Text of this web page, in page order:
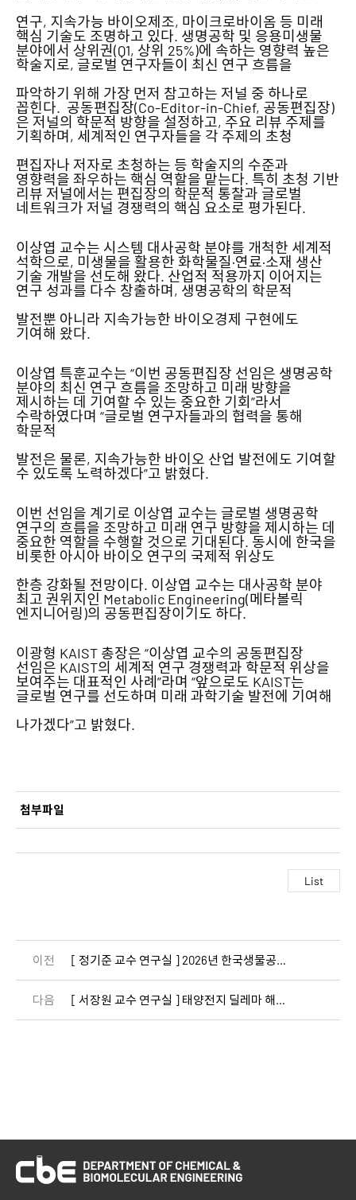
연구, 지속가능 바이오제조, 마이크로바이옴 등 미래
핵심 기술도 조명하고 있다. 생명공학 및 응용미생물
분야에서 상위권(Q1, 상위 25%)에 속하는 영향력 높은
학술지로, 글로벌 연구자들이 최신 연구 흐름을
파악하기 위해 가장 먼저 참고하는 저널 중 하나로
꼽힌다. 공동편집장(Co-Editor-in-Chief, 공동편집장)
은 저널의 학문적 방향을 설정하고, 주요 리뷰 주제를
기획하며, 세계적인 연구자들을 각 주제의 초청
편집자나 저자로 초청하는 등 학술지의 수준과
영향력을 좌우하는 핵심 역할을 맡는다. 특히 초청 기반
리뷰 저널에서는 편집장의 학문적 통찰과 글로벌
네트워크가 저널 경쟁력의 핵심 요소로 평가된다.
이상엽 교수는 시스템 대사공학 분야를 개척한 세계적
석학으로, 미생물을 활용한 화학물질·연료·소재 생산
기술 개발을 선도해 왔다. 산업적 적용까지 이어지는
연구 성과를 다수 창출하며, 생명공학의 학문적
발전뿐 아니라 지속가능한 바이오경제 구현에도
기여해 왔다.
이상엽 특훈교수는 “이번 공동편집장 선임은 생명공학
분야의 최신 연구 흐름을 조망하고 미래 방향을
제시하는 데 기여할 수 있는 중요한 기회”라서
수락하였다며 “글로벌 연구자들과의 협력을 통해
학문적
발전은 물론, 지속가능한 바이오 산업 발전에도 기여할
수 있도록 노력하겠다”고 밝혔다.
이번 선임을 계기로 이상엽 교수는 글로벌 생명공학
연구의 흐름을 조망하고 미래 연구 방향을 제시하는 데
중요한 역할을 수행할 것으로 기대된다. 동시에 한국을
비롯한 아시아 바이오 연구의 국제적 위상도
한층 강화될 전망이다. 이상엽 교수는 대사공학 분야
최고 권위지인 Metabolic Engineering(메타볼릭
엔지니어링)의 공동편집장이기도 하다.
이광형 KAIST 총장은 “이상엽 교수의 공동편집장
선임은 KAIST의 세계적 연구 경쟁력과 학문적 위상을
보여주는 대표적인 사례”라며 “앞으로도 KAIST는
글로벌 연구를 선도하며 미래 과학기술 발전에 기여해
나가겠다”고 밝혔다.
첨부파일
이전 [ 정기준 교수 연구실 ] 2026년 한국생물공학회 춘계학술대회 우수논문발표상 수상
다음 [ 서장원 교수 연구실 ] 태양전지 딜레마 해결...25% 이상 효율·수명 동시 확보​